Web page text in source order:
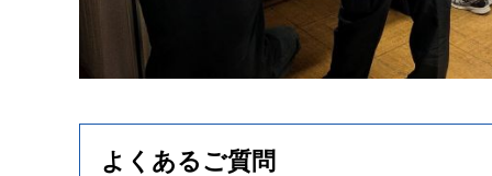
よくあるご質問